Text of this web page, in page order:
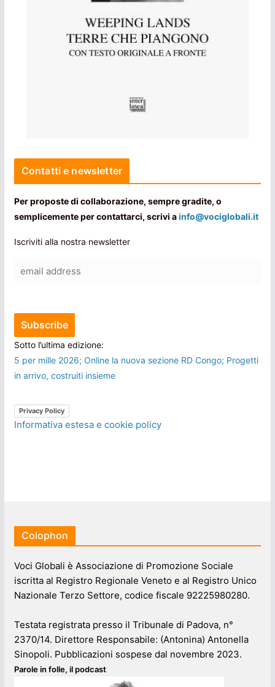
Contatti e newsletter
Per proposte di collaborazione, sempre gradite, o
semplicemente per contattarci, scrivi ainfo@vociglobali.it
Iscriviti alla nostra newsletter
Sotto l’ultima edizione:
5 per mille 2026; Online la nuova sezione RD Congo; Progetti
in arrivo, costruiti insieme
Privacy Policy
Informativa estesa e cookie policy
Colophon
Voci Globali è Associazione di Promozione Sociale
iscritta al Registro Regionale Veneto e al Registro Unico
Nazionale Terzo Settore, codice fiscale 92225980280.
Testata registrata presso il Tribunale di Padova, n°
2370/14. Direttore Responsabile: (Antonina) Antonella
Sinopoli. Pubblicazioni sospese dal novembre 2023.
Parole in folle, il podcast